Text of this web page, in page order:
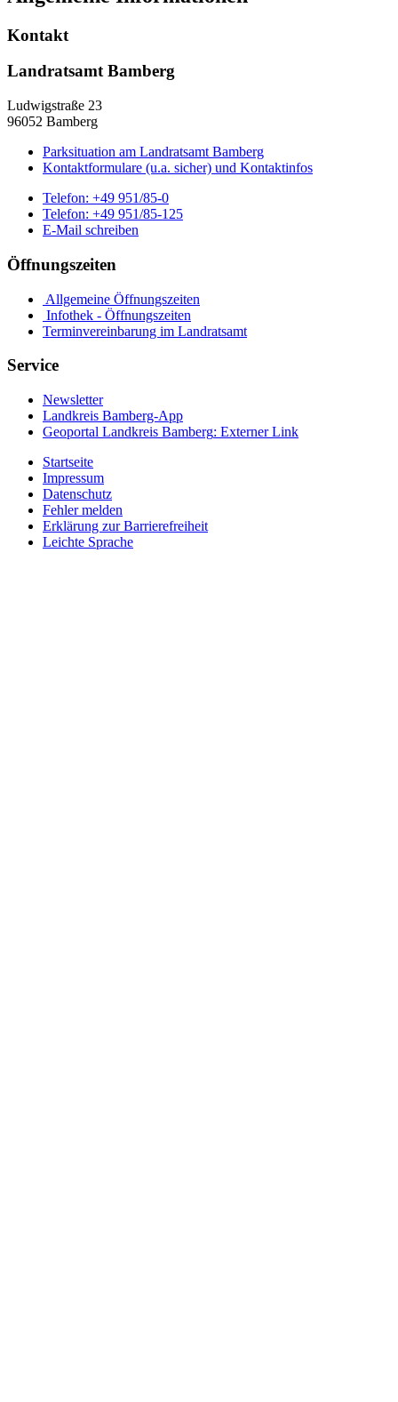
Kontakt
Landratsamt Bamberg
Ludwigstraße 23
96052 Bamberg
Parksituation am Landratsamt Bamberg
Kontaktformulare (u.a. sicher) und Kontaktinfos
Telefon: +49 951/85-0
Telefon: +49 951/85-125
E-Mail schreiben
Öffnungszeiten
Allgemeine Öffnungszeiten
Infothek - Öffnungszeiten
Terminvereinbarung im Landratsamt
Service
Newsletter
Landkreis Bamberg-App
Geoportal Landkreis Bamberg: Externer Link
Startseite
Impressum
Datenschutz
Fehler melden
Erklärung zur Barrierefreiheit
Leichte Sprache